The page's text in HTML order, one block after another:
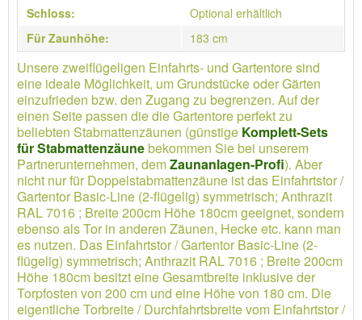
Schloss:
Optional erhältlich
Für Zaunhöhe:
183 cm
Unsere zweiflügeligen Einfahrts- und Gartentore sind
eine ideale Möglichkeit, um Grundstücke oder Gärten
einzufrieden bzw. den Zugang zu begrenzen. Auf der
einen Seite passen die die Gartentore perfekt zu
beliebten Stabmattenzäunen (günstige Komplett-Sets
für Stabmattenzäunebekommen Sie bei unserem
Partnerunternehmen, demZaunanlagen-Profi). Aber
nicht nur für Doppelstabmattenzäune ist das Einfahrtstor /
Gartentor Basic-Line (2-flügelig) symmetrisch; Anthrazit
RAL 7016 ; Breite 200cm Höhe 180cm geeignet, sondern
ebenso als Tor in anderen Zäunen, Hecke etc. kann man
es nutzen. Das Einfahrtstor / Gartentor Basic-Line (2-
flügelig) symmetrisch; Anthrazit RAL 7016 ; Breite 200cm
Höhe 180cm besitzt eine Gesamtbreite inklusive der
Torpfosten von 200 cm und eine Höhe von 180 cm. Die
eigentliche Torbreite / Durchfahrtsbreite vom Einfahrtstor /